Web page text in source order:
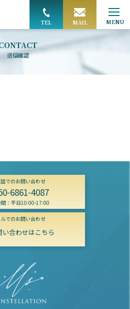
TEL MAIL
送信確認
でのお問い合わせ
6861-4087
間：平日10:00-17:00
でのお問い合わせ
い合わせはこちら